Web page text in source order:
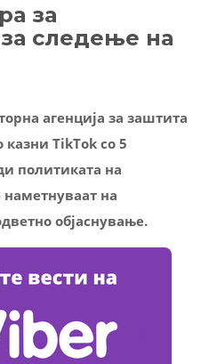
за
следење на
агенција за заштита
казни TikTok со 5
политиката на
на
објаснување.